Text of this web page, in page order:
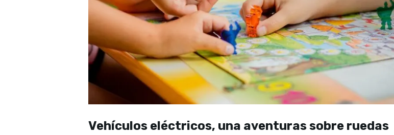
Vehículos eléctricos, una aventuras sobre ruedas